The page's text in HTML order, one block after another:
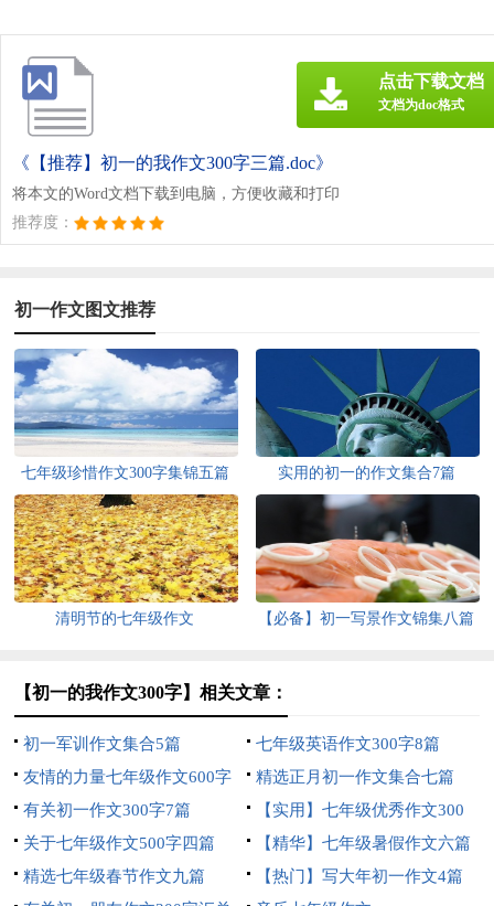
《【推荐】初一的我作文300字三篇.doc》
将本文的Word文档下载到电脑，方便收藏和打印
推荐度：
点击下载文档
文档为doc格式
初一作文图文推荐
七年级珍惜作文300字集锦五篇 实用的初一的作文集合7篇
清明节的七年级作文 【必备】初一写景作文锦集八篇
【初一的我作文300字】相关文章：
初一军训作文集合5篇
七年级英语作文300字8篇
友情的力量七年级作文600字
精选正月初一作文集合七篇
有关初一作文300字7篇
【实用】七年级优秀作文300
字集锦6篇
关于七年级作文500字四篇
【精华】七年级暑假作文六篇
精选七年级春节作文九篇
【热门】写大年初一作文4篇